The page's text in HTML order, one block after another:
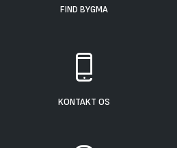
FIND BYGMA
KONTAKT OS